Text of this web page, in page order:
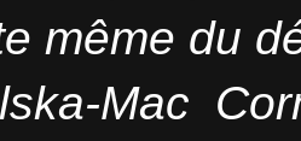
même du
Mac